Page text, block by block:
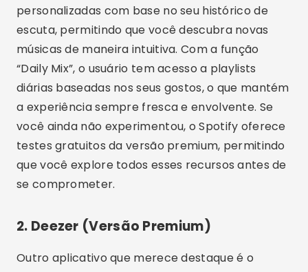
personalizadas com base no seu histórico de
escuta, permitindo que você descubra novas
músicas de maneira intuitiva. Com a função
“Daily Mix”, o usuário tem acesso a playlists
diárias baseadas nos seus gostos, o que mantém
a experiência sempre fresca e envolvente. Se
você ainda não experimentou, o Spotify oferece
testes gratuitos da versão premium, permitindo
que você explore todos esses recursos antes de
se comprometer.
2. Deezer (Versão Premium)
Outro aplicativo que merece destaque é o